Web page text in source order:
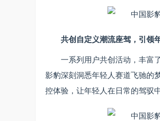
共创自定义潮流座驾，引领
一系列用户共创活动，丰富
影豹深刻洞悉年轻人赛道飞驰的
控体验，让年轻人在日常的驾驭